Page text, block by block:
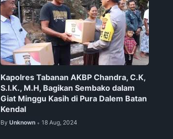
Kapolres Tabanan AKBP Chandra, C.K,
S.I.K., M.H, Bagikan Sembako dalam
Giat Minggu Kasih di Pura Dalem Batan
Kendal
By Unknown • 18 Aug, 2024